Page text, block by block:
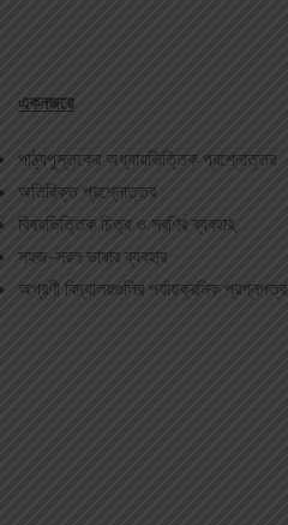
একনজরে
পাঠ্যপুস্তকের অধ্যায়ভিত্তিক প্রশ্নোত্তর
অতিরিক্ত প্রশ্নোত্তর
বিষয়ভিত্তিক চিত্র ও সরণির ব্যবহার,
সহজ-সরল ভাষার ব্যবহার
অগ্রণী বিদ্যালয়গুলির পর্যায়ক্রমিক প্রশ্নপত্র